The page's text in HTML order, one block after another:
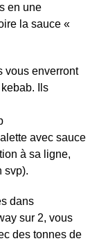
en une
la sauce «
vous enverront
Ils
avec sauce
à sa ligne,
svp).
dans
sur 2, vous
des tonnes de